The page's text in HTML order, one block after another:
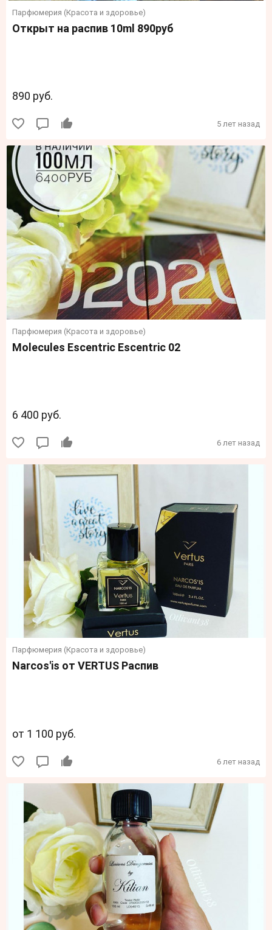
Парфюмерия (Красота и здоровье)
Открыт на распив 10ml 890руб
890 руб.
5 лет назад
Парфюмерия (Красота и здоровье)
Molecules Escentric Escentric 02
6 400 руб.
6 лет назад
Парфюмерия (Красота и здоровье)
Narcos'is от VERTUS Распив
от 1 100 руб.
6 лет назад